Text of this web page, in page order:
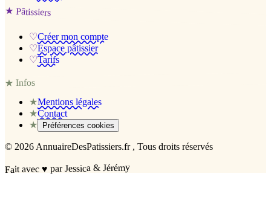
★ Pâtissiers
♡Créer mon compte
♡Espace pâtissier
♡Tarifs
★Infos
★Mentions légales
★Contact
★
Préférences cookies
© 2026 AnnuaireDesPatissiers.fr , Tous droits réservés
Fait avec♥ par Jessica & Jérémy